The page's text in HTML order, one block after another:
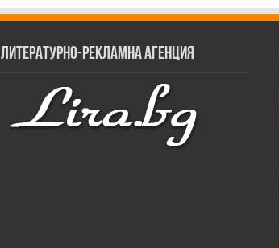
Литературно-рекламна агенция